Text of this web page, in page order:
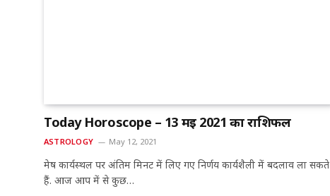
Today Horoscope – 13 मई 2021 का राशिफल
ASTROLOGY May 12, 2021
मेष कार्यस्थल पर अंतिम मिनट में लिए गए निर्णय कार्यशैली में बदलाव ला सकते
हैं. आज आप में से कुछ…